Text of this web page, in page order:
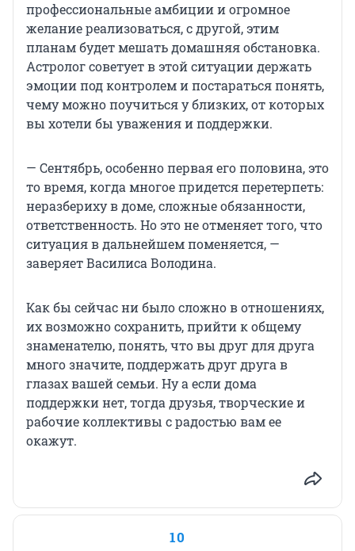
профессиональные амбиции и огромное
желание реализоваться, с другой, этим
планам будет мешать домашняя обстановка.
Астролог советует в этой ситуации держать
эмоции под контролем и постараться понять,
чему можно поучиться у близких, от которых
вы хотели бы уважения и поддержки.
— Сентябрь, особенно первая его половина, это
то время, когда многое придется перетерпеть:
неразбериху в доме, сложные обязанности,
ответственность. Но это не отменяет того, что
ситуация в дальнейшем поменяется, —
заверяет Василиса Володина.
Как бы сейчас ни было сложно в отношениях,
их возможно сохранить, прийти к общему
знаменателю, понять, что вы друг для друга
много значите, поддержать друг друга в
глазах вашей семьи. Ну а если дома
поддержки нет, тогда друзья, творческие и
рабочие коллективы с радостью вам ее
окажут.
10